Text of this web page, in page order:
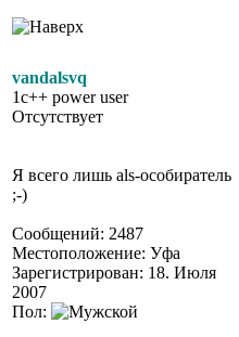
vandalsvq
1c++ power user
Отсутствует
Я всего лишь als-особиратель
;-)
Сообщений: 2487
Местоположение: Уфа
Зарегистрирован: 18. Июля
2007
Пол: